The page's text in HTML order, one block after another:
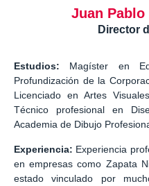
Juan Pablo
Director
Estudios: Magíster en
Profundización de la
Licenciado en Artes
Técnico profesional en
Academia de Dibujo
Experiencia: Experiencia
en empresas como Zapata
estado vinculado por